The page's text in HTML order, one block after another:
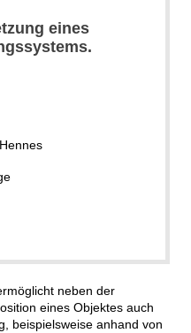
eines
neben der
eines Objektes auch
beispielsweise anhand von